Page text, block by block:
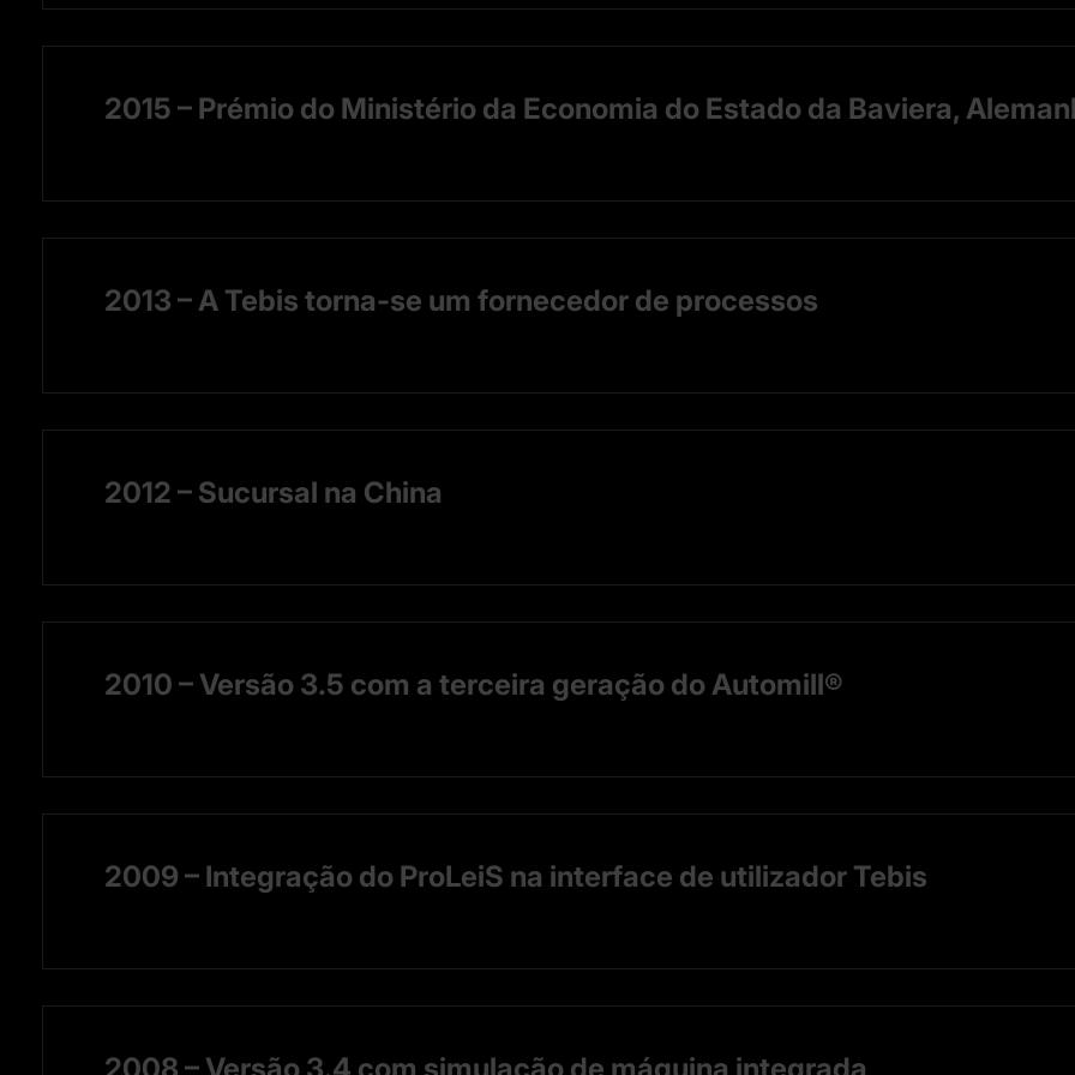
2015 – Prémio do Ministério da Economia do Estado da Baviera,
2013 – A Tebis torna-se um fornecedor de processos
2012 – Sucursal na China
2010 – Versão 3.5 com a terceira geração do Automill®
2009 – Integração do ProLeiS na interface de utilizador Tebis